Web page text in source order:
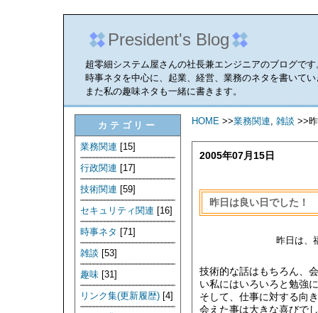
President's Blog
超零細システム屋さんの社長兼エンジニアのブログです
時事ネタを中心に、起業、経営、業務のネタを書いて
また私の趣味ネタも一緒に書きます。
カテゴリー
業務関連 [15]
行政関連 [17]
技術関連 [59]
セキュリティ関連 [16]
時事ネタ [71]
雑談 [53]
趣味 [31]
リンク集(更新履歴) [4]
HOME >>業務関連, 雑談 >>
2005年07月15日
昨日は良い日でした！
昨日は、
技術的な話はもちろん、
い私にはいろいろと勉強
そして、仕事に対する向
会えた事は大きな喜びで